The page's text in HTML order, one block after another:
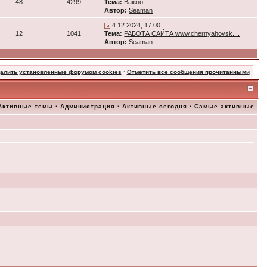
48 4299 Тема: Важно!
Автор: Seaman
12 1041
4.12.2024, 17:00
Тема: РАБОТА САЙТА www.chernyahovsk....
Автор: Seaman
установленные форумом cookies · Отметить все сообщения прочитанными
темы ·Администрация ·Активные сегодня ·Самые активные